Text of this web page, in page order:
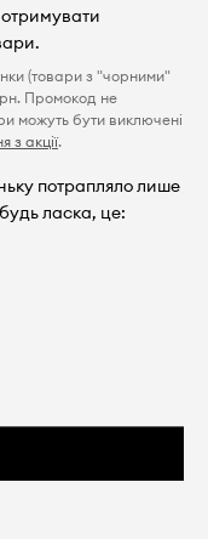
(товари з "чорними"
Промокод не
можуть бути виключені
з акції.
потрапляло лише
ласка, це: